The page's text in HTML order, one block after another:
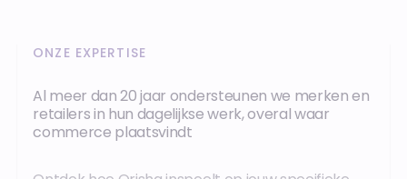
ONZE EXPERTISE
Al meer dan 20 jaar ondersteunen we merken en
retailers in hun dagelijkse werk, overal waar
commerce plaatsvindt